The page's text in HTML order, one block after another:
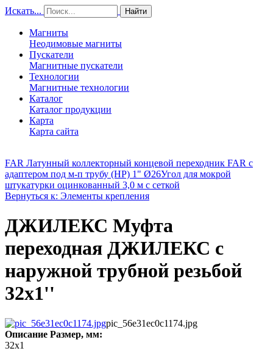
Искать... Найти
Магниты
Неодимовые магниты
Пускатели
Магнитные пускатели
Технологии
Магнитные технологии
Каталог
Каталог продукции
Карта
Карта сайта
FAR Латунный коллекторный концевой переходник FAR с
адаптером под м-п трубу (НР) 1" Ø26Угол для мокрой
штукатурки оцинкованный 3,0 м с сеткой
Вернуться к: Элементы крепления
ДЖИЛЕКС Муфта
переходная ДЖИЛЕКС с
наружной трубной резьбой
32x1''
pic_56e31ec0c1174.jpg
Описание Размер, мм:
32x1